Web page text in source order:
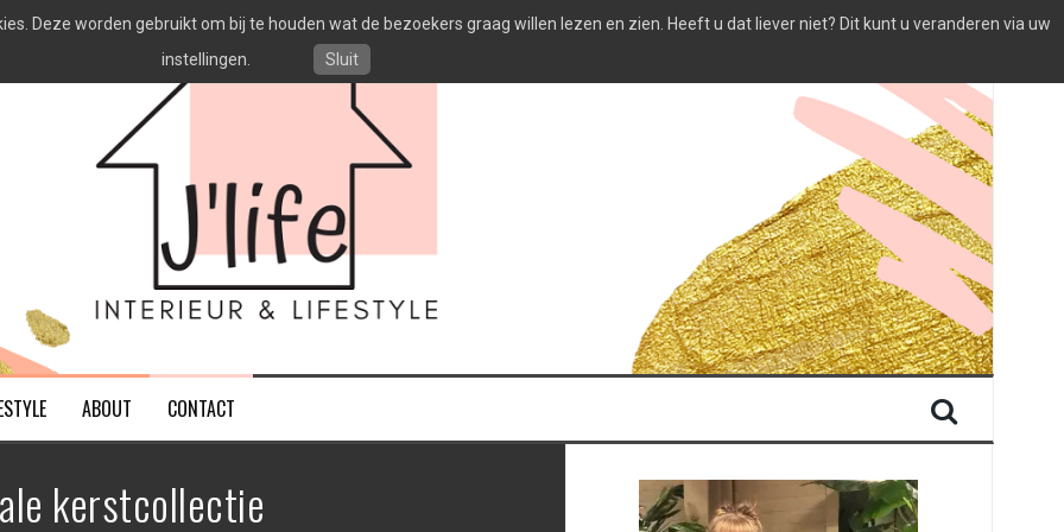
ABOUT CONTACT
kerstcollectie
Deze worden gebruikt om bij te houden wat de bezoekers graag willen lezen en zien. Heeft u dat liever niet? Dit kunt u veranderen via uw
instellingen.
Sluit